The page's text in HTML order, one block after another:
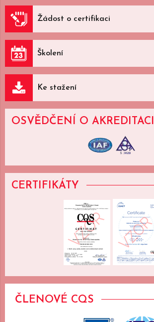
Žádost o certifikaci
Školení
Ke stažení
OSVĚDČENÍ O AKREDITACI
CERTIFIKÁTY
ČLENOVÉ CQS